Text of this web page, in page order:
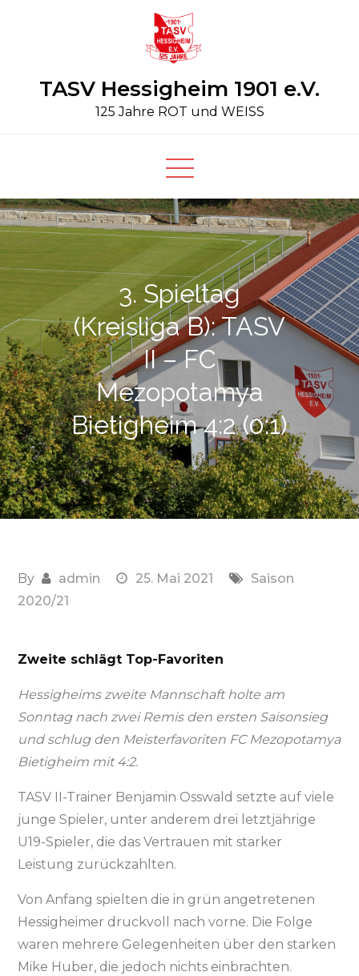
TASV Hessigheim 1901 e.V.
125 Jahre ROT und WEISS
3. Spieltag
(Kreisliga B): TASV
II – FC
Mezopotamya
Bietigheim 4:2 (0:1)
By admin 25. Mai 2021
Saison
2020/21
Zweite schlägt Top-Favoriten
Hessigheims zweite Mannschaft holte am
Sonntag nach zwei Remis den ersten Saisonsieg
und schlug den Meisterfavoriten FC Mezopotamya
Bietigheim mit 4:2.
TASV II-Trainer Benjamin Osswald setzte auf viele
junge Spieler, unter anderem drei letztjährige
U19-Spieler, die das Vertrauen mit starker
Leistung zurückzahlten.
Von Anfang spielten die in grün angetretenen
Hessigheimer druckvoll nach vorne. Die Folge
waren mehrere Gelegenheiten über den starken
Mike Huber, die jedoch nichts einbrachten.